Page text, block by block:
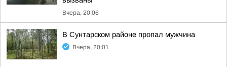
Вчера, 20:06
В Сунтарском районе пропал мужчина
Вчера, 20:01